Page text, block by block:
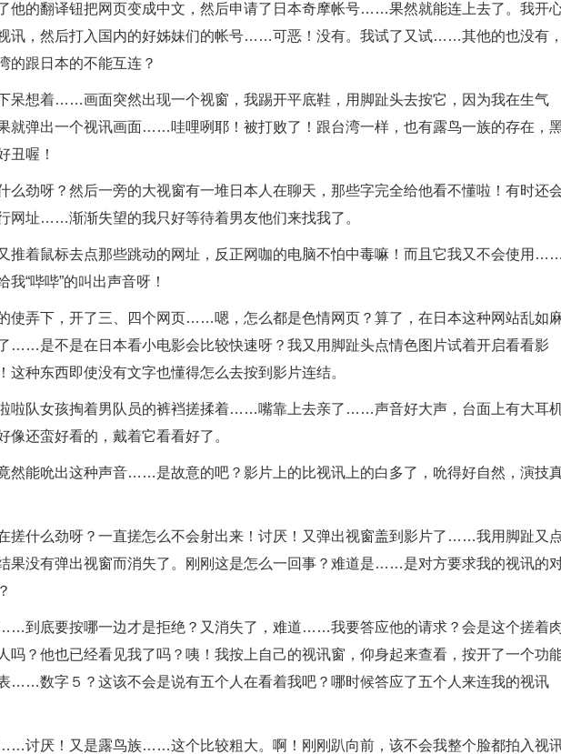
他的翻译钮把网页变成中文，然后申请了日本奇摩帐号……果然就能连上去了。我开
讯，然后打入国内的好姊妹们的帐号……可恶！没有。我试了又试……其他的也没有，
的跟日本的不能互连？
呆想着……画面突然出现一个视窗，我踢开平底鞋，用脚趾头去按它，因为我在生气
就弹出一个视讯画面……哇哩咧耶！被打败了！跟台湾一样，也有露鸟一族的存在，
丑喔！
么劲呀？然后一旁的大视窗有一堆日本人在聊天，那些字完全给他看不懂啦！有时还
网址……渐渐失望的我只好等待着男友他们来找我了。
推着鼠标去点那些跳动的网址，反正网咖的电脑不怕中毒嘛！而且它我又不会使用……
我“哔哔”的叫出声音呀！
使弄下，开了三、四个网页……嗯，怎么都是色情网页？算了，在日本这种网站乱如
……是不是在日本看小电影会比较快速呀？我又用脚趾头点情色图片试着开启看看影
这种东西即使没有文字也懂得怎么去按到影片连结。
队女孩掏着男队员的裤裆搓揉着……嘴靠上去亲了……声音好大声，台面上有大耳
像还蛮好看的，戴着它看看好了。
然能吮出这种声音……是故意的吧？影片上的比视讯上的白多了，吮得好自然，演技
搓什么劲呀？一直搓怎么不会射出来！讨厌！又弹出视窗盖到影片了……我用脚趾又
果没有弹出视窗而消失了。刚刚这是怎么一回事？难道是……是对方要求我的视讯的
到底要按哪一边才是拒绝？又消失了，难道……我要答应他的请求？会是这个搓着
吗？他也已经看见我了吗？咦！我按上自己的视讯窗，仰身起来查看，按开了一个功
……数字５？这该不会是说有五个人在看着我吧？哪时候答应了五个人来连我的视讯
讨厌！又是露鸟族……这个比较粗大。啊！刚刚趴向前，该不会我整个脸都拍入视